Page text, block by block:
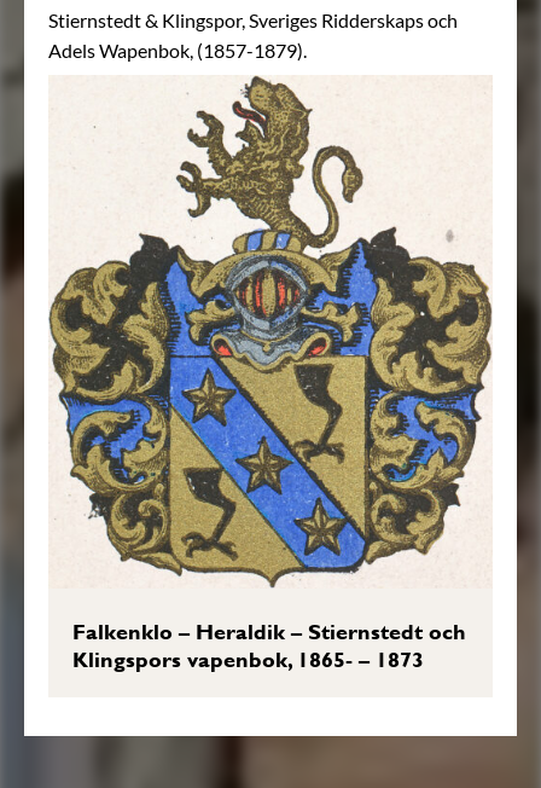
Stiernstedt & Klingspor, Sveriges Ridderskaps och
Adels Wapenbok, (1857-1879).
Falkenklo – Heraldik – Stiernstedt och
Klingspors vapenbok, 1865- – 1873